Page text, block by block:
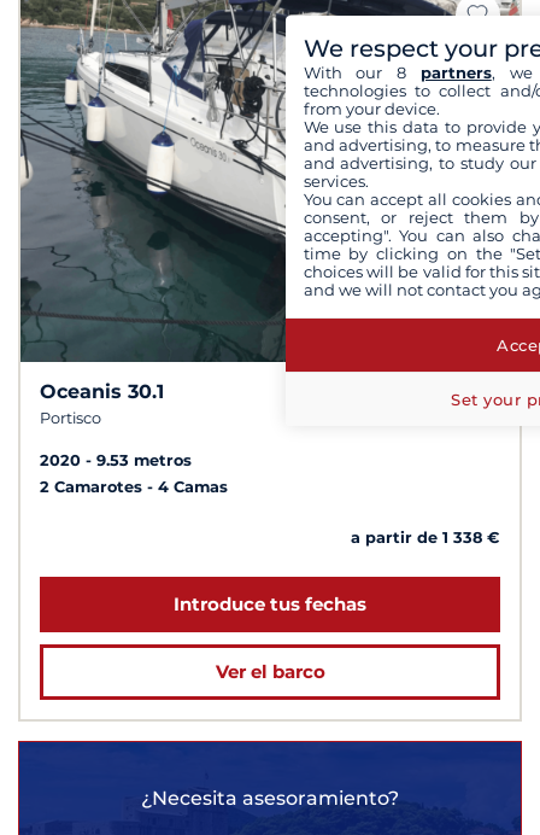
Oceanis 30.1
Portisco
2020
9.53 metros
2 Camarotes
4 Camas
a partir de 1 338 €
Introduce tus fechas
Ver el barco
¿Necesita asesoramiento?
We respect your
With our 8 partners, we
technologies to collect
from your device.
We use this data to provide
and advertising, to measure
and advertising, to study
services.
You can accept all cookies
consent, or reject them
accepting". You can also
time by clicking on the
choices will be valid for this
and we will not contact you
Set your